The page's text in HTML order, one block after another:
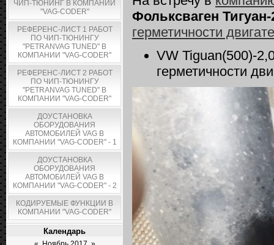
ЧИП-ТЮНИНГ В КОМПАНИИ
"VAG-CODER"
РЕФЕРЕНС-ЛИСТ 1 РАБОТ
ПО ЧИП-ТЮНИНГУ
"PETRANVAG TUNED" В
КОМПАНИИ "VAG-CODER"
РЕФЕРЕНС-ЛИСТ 2 РАБОТ
ПО ЧИП-ТЮНИНГУ
"PETRANVAG TUNED" В
КОМПАНИИ "VAG-CODER"
ДОУСТАНОВКА
ОБОРУДОВАНИЯ
АВТОМОБИЛЕЙ VAG В
КОМПАНИИ "VAG-CODER" - 1
ДОУСТАНОВКА
ОБОРУДОВАНИЯ
АВТОМОБИЛЕЙ VAG В
КОМПАНИИ "VAG-CODER" - 2
КОДИРУЕМЫЕ ФУНКЦИИ В
КОМПАНИИ "VAG-CODER"
Календарь
Фольксваген
герметичности
VW Tiguan(500)-
герметичности